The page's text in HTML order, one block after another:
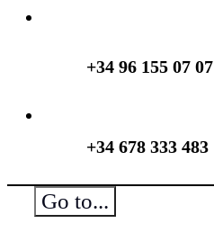
+34 96 155 07 07
+34 678 333 483
Go to...